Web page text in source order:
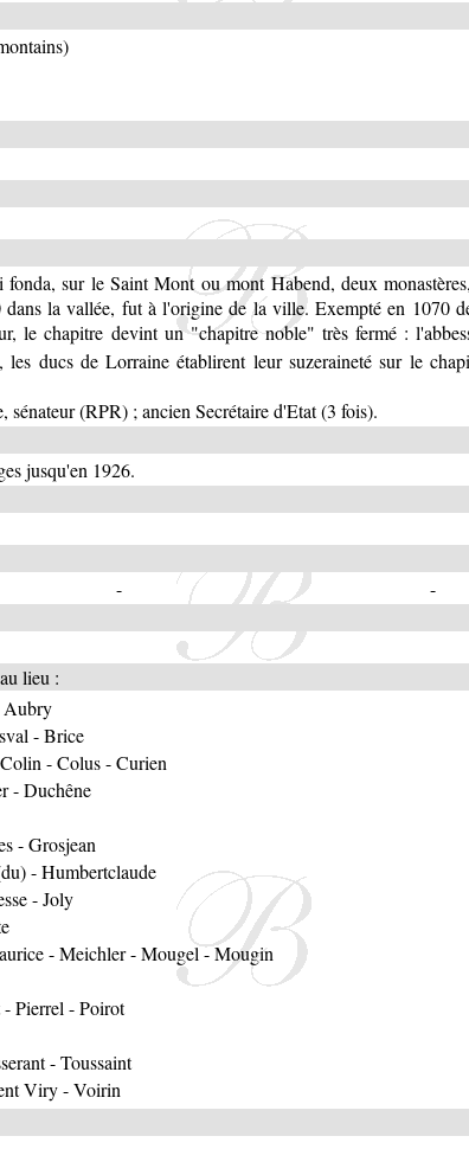
sur le Saint Mont ou mont Habend, deux
dans la vallée, fut à l'origine de la ville. Exempté en 1070
le chapitre devint un "chapitre noble" très fermé :
ducs de Lorraine établirent leur suzeraineté sur le
sénateur (RPR) ; ancien Secrétaire d'Etat (3 fois).
jusqu'en 1926.
-
-
lieu :
Aubry
-Brice
Colin -Colus-Curien
-Duchêne
-Grosjean
-Humbertclaude
-Joly
-Meichler-Mougel-Mougin
-Pierrel -Poirot
-Toussaint
Viry-Voirin